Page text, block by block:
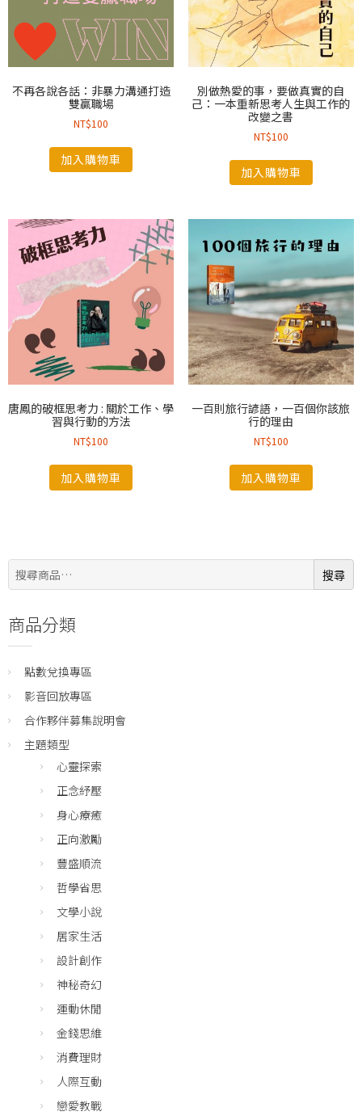
不再各說各話：非暴力溝通打造
雙贏職場
NT$100
加入購物車
別做熱愛的事，要做真實的自
己：一本重新思考人生與工作的
改變之書
NT$100
加入購物車
唐鳳的破框思考力 : 關於工作、學
習與行動的方法
NT$100
加入購物車
一百則旅行諺語，一百個你該旅
行的理由
NT$100
加入購物車
搜
尋:
搜尋
商品分類
點數兌換專區
影音回放專區
合作夥伴募集說明會
主題類型
心靈探索
正念紓壓
身心療癒
正向激勵
豐盛順流
哲學省思
文學小說
居家生活
設計創作
神秘奇幻
運動休閒
金錢思維
消費理財
人際互動
戀愛教戰